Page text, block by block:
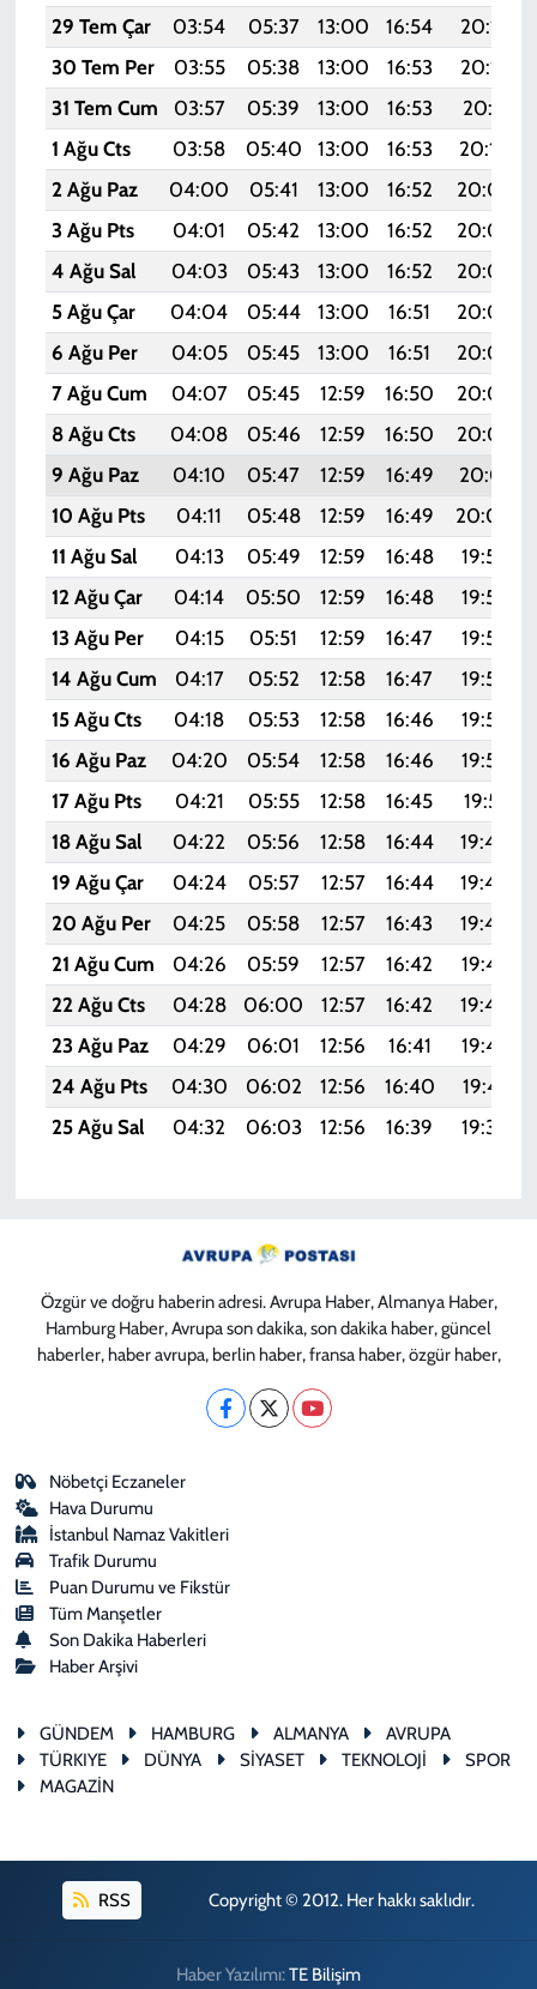
29 Tem Çar
03:54 05:37 13:00 16:54 20:13
30 Tem Per
03:55 05:38 13:00 16:53 20:12
31 Tem Cum
03:57 05:39 13:00 16:53 20:11
1 Ağu Cts
03:58 05:40 13:00 16:53 20:10
2 Ağu Paz
04:00 05:41 13:00 16:52 20:09
3 Ağu Pts
04:01 05:42 13:00 16:52 20:08
4 Ağu Sal
04:03 05:43 13:00 16:52 20:07
5 Ağu Çar
04:04 05:44 13:00 16:51 20:06
6 Ağu Per
04:05 05:45 13:00 16:51 20:05
7 Ağu Cum
04:07 05:45 12:59 16:50 20:04
8 Ağu Cts
04:08 05:46 12:59 16:50 20:02
9 Ağu Paz
04:10 05:47 12:59 16:49 20:01
10 Ağu Pts
04:11 05:48 12:59 16:49 20:00
11 Ağu Sal
04:13 05:49 12:59 16:48 19:59
12 Ağu Çar
04:14 05:50 12:59 16:48 19:57
13 Ağu Per
04:15 05:51 12:59 16:47 19:56
14 Ağu Cum
04:17 05:52 12:58 16:47 19:55
15 Ağu Cts
04:18 05:53 12:58 16:46 19:53
16 Ağu Paz
04:20 05:54 12:58 16:46 19:52
17 Ağu Pts
04:21 05:55 12:58 16:45 19:51
18 Ağu Sal
04:22 05:56 12:58 16:44 19:49
19 Ağu Çar
04:24 05:57 12:57 16:44 19:48
20 Ağu Per
04:25 05:58 12:57 16:43 19:46
21 Ağu Cum
04:26 05:59 12:57 16:42 19:45
22 Ağu Cts
04:28 06:00 12:57 16:42 19:44
23 Ağu Paz
04:29 06:01 12:56 16:41 19:42
24 Ağu Pts
04:30 06:02 12:56 16:40 19:41
25 Ağu Sal
04:32 06:03 12:56 16:39 19:39
Özgür ve doğru haberin adresi. Avrupa Haber, Almanya Haber,
Hamburg Haber, Avrupa son dakika, son dakika haber, güncel
haberler, haber avrupa, berlin haber, fransa haber, özgür haber,
Nöbetçi Eczaneler
Hava Durumu
İstanbul Namaz Vakitleri
Trafik Durumu
Puan Durumu ve Fikstür
Tüm Manşetler
Son Dakika Haberleri
Haber Arşivi
GÜNDEM HAMBURG ALMANYA
AVRUPA
TÜRKIYE
DÜNYA SİYASET TEKNOLOJİ
SPOR
MAGAZİN
RSS Copyright © 2012. Her hakkı saklıdır.
Haber Yazılımı:TE Bilişim